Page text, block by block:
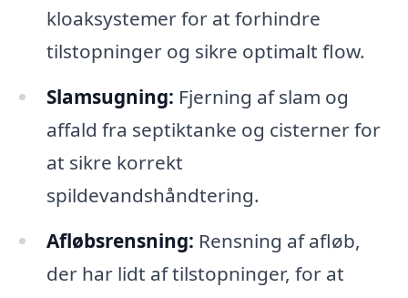
kloaksystemer for at forhindre
tilstopninger og sikre optimalt flow.
Slamsugning: Fjerning af slam og
affald fra septiktanke og cisterner for
at sikre korrekt
spildevandshåndtering.
Afløbsrensning: Rensning af afløb,
der har lidt af tilstopninger, for at